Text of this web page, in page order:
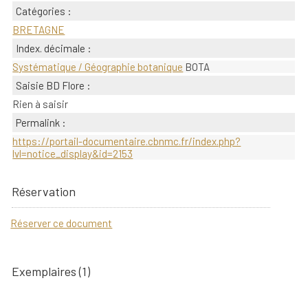
Catégories :
BRETAGNE
Index. décimale :
Systématique / Géographie botanique BOTA
Saisie BD Flore :
Rien à saisir
Permalink :
https://portail-documentaire.cbnmc.fr/index.php?
lvl=notice_display&id=2153
Réservation
Réserver ce document
Exemplaires (1)